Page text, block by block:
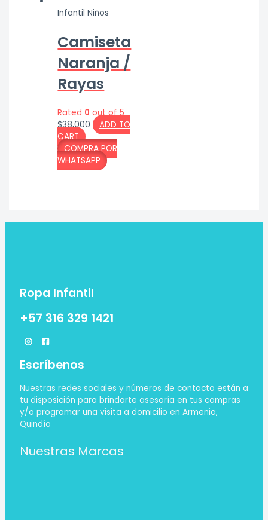
Infantil Niños
Camiseta
Naranja /
Rayas
Rated 0 out of 5
$38,000
ADD TO
CART
COMPRA POR
WHATSAPP
Ropa Infantil
+57 316 329 1421
Escríbenos
Nuestras redes sociales y números de contacto están a
tu disposición para brindarte asesoría en tus compras
y/o programar una visita a domicilio en Armenia,
Quindío
Nuestras Marcas